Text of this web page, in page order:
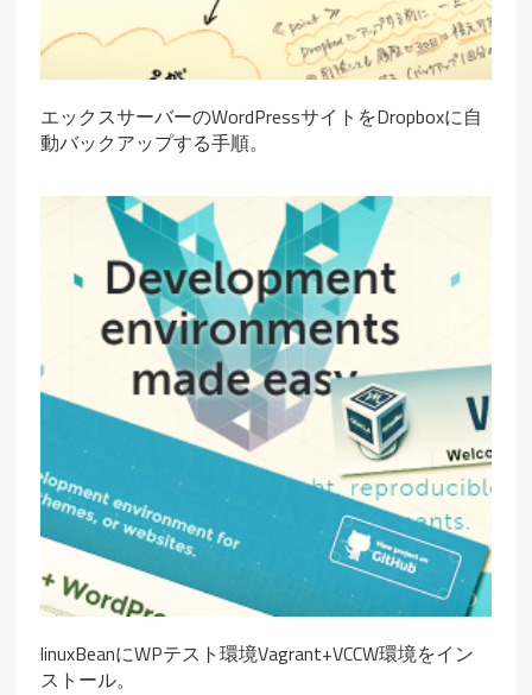
エックスサーバーのWordPressサイトをDropboxに自
動バックアップする手順。
linuxBeanにWPテスト環境Vagrant+VCCW環境をイン
ストール。